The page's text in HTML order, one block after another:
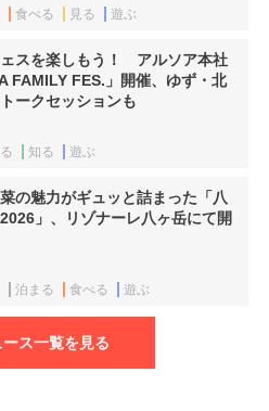
食べる 見る 遊ぶ
スを楽しもう！ アルソア本社
FAMILY FES.」開催、ゆず・北
ークセッションも
知る 遊ぶ
の魅力がギュッと詰まった「八
」、リゾナーレ八ヶ岳にて開
泊まる 食べる 遊ぶ
ース一覧を見る